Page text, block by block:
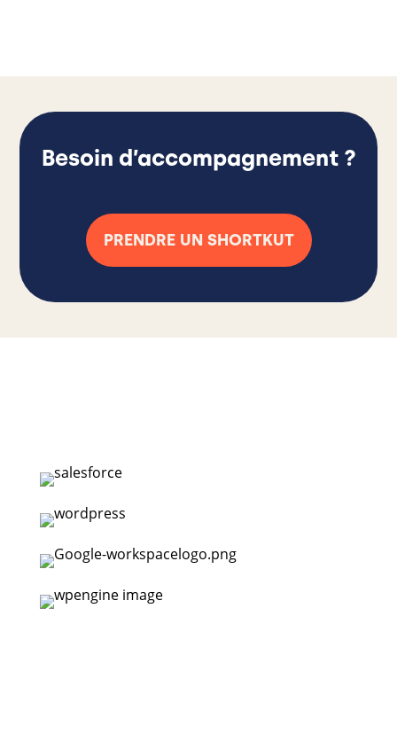
Besoin d’accompagnement ?
PRENDRE UN SHORTKUT